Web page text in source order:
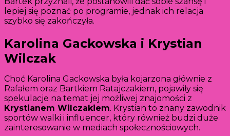
lepiej się poznać po programie, jednak ich relacja
szybko się zakończyła.
Karolina Gackowska i Krystian
Wilczak
Choć Karolina Gackowska była kojarzona głównie z
Rafałem oraz Bartkiem Ratajczakiem, pojawiły się
spekulacje na temat jej możliwej znajomości z
Krystianem Wilczakiem. Krystian to znany zawodnik
sportów walki i influencer, który również budzi duże
zainteresowanie w mediach społecznościowych.